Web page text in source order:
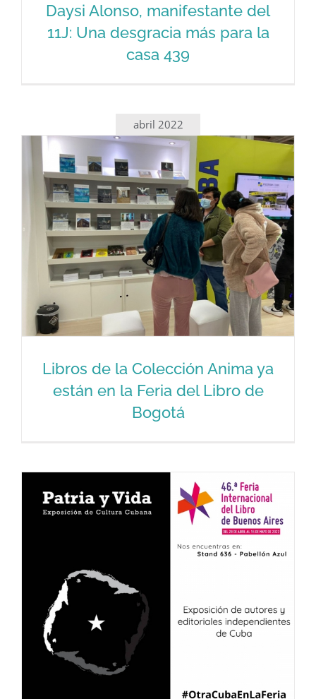
Daysi Alonso, manifestante del
11J: Una desgracia más para la
casa 439
abril 2022
en la Feria del Libro de Bogotá
Libros de la Colección Anima ya
están en la Feria del Libro de
Bogotá